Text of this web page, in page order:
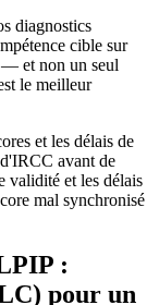
diagnostics
cible sur
— et non un seul
le meilleur
et les délais de
avant de
validité et les délais
mal synchronisé
:
pour un